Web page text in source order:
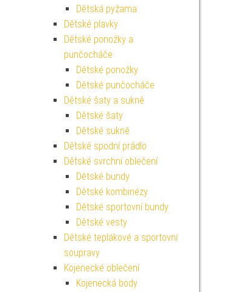
Dětská pyžama
Dětské plavky
Dětské ponožky a
punčocháče
Dětské ponožky
Dětské punčocháče
Dětské šaty a sukně
Dětské šaty
Dětské sukně
Dětské spodní prádlo
Dětské svrchní oblečení
Dětské bundy
Dětské kombinézy
Dětské sportovní bundy
Dětské vesty
Dětské teplákové a sportovní
soupravy
Kojenecké oblečení
Kojenecká body